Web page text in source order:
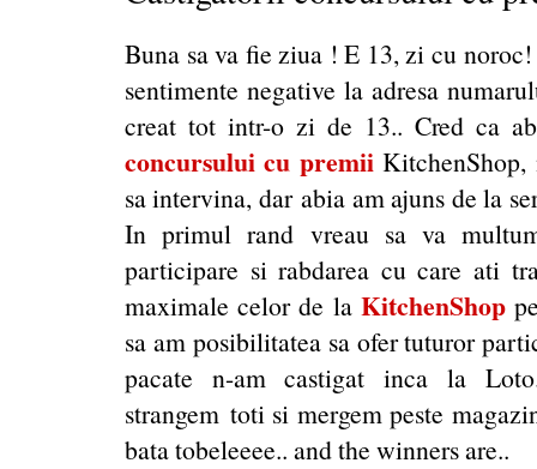
Buna sa va fie ziua ! E 13, zi cu
sentimente negative la adresa
creat tot intr-o zi de 13.. Cred ca
concursului cu premiiKitchenShop,
sa intervina, dar abia am ajuns de la
In primul rand vreau sa va
participare si rabdarea cu care ati
maximale celor de la KitchenShop
sa am posibilitatea sa ofer tuturor
pacate n-am castigat inca la
strangem toti si mergem peste
bata tobeleeee.. and the winners are..